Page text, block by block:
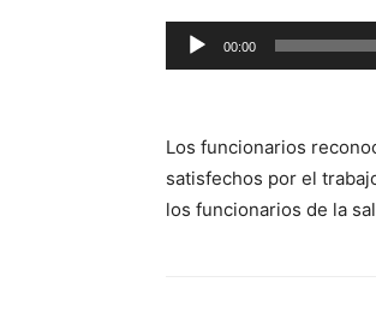
Reproductor
de
00:00
Los funcionarios
satisfechos por el
los funcionarios de la